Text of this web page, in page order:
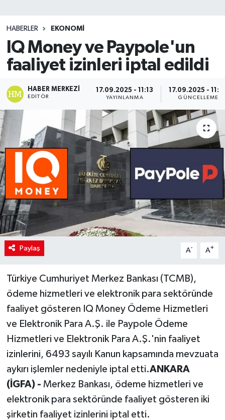
HABERLER EKONOMİ
IQ Money ve Paypole'un
faaliyet izinleri iptal edildi
HABER MERKEZI
EDITÖR
17.09.2025 - 11:13
YAYINLANMA
17.09.2025 -
GÜNCELLEME
Paylaş A- A+
Türkiye Cumhuriyet Merkez Bankası (TCMB),
ödeme hizmetleri ve elektronik para sektöründe
faaliyet gösteren IQ Money Ödeme Hizmetleri
ve Elektronik Para A.Ş. ile Paypole Ödeme
Hizmetleri ve Elektronik Para A.Ş.'nin faaliyet
izinlerini, 6493 sayılı Kanun kapsamında mevzuata
aykırı işlemler nedeniyle iptal etti.ANKARA
(İGFA) - Merkez Bankası, ödeme hizmetleri ve
elektronik para sektöründe faaliyet gösteren iki
şirketin faaliyet izinlerini iptal etti.
Teknoloji
TRABZON
TRABZONSPOR